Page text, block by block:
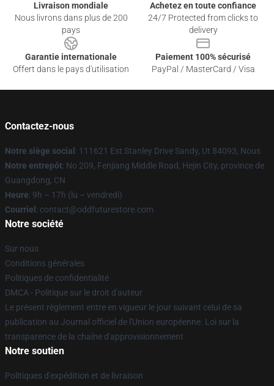
Livraison mondiale
Nous livrons dans plus de 200
pays
Achetez en toute confiance
24/7 Protected from clicks to
delivery
Garantie internationale
Offert dans le pays d'utilisation
Paiement 100% sécurisé
PayPal / MasterCard / Visa
Contactez-nous
Notre siège social : 111621 Est Stanley Drive Sandy, Ut 84093, Nous
Notre entrepôt: No 209, Fenjiang Middle Road, Hejin City, province de
Guangdong, CN
Heure: 9h – 17h (lu – vendredi)
Courriel : contact@oddfuturestore.com
Notre société
Sur nous
Conditions générales
Politiques de confidentialité
DMCA - Politique sur le droit d'auteur
Le présent règlement entre en vigueur le jour suivant celui de sa
publication au Journal officiel de l'Union européenne. Loi sur la
transparence de la chaîne d'approvisionnement
Notre soutien
Politiques d'expédition et de livraison